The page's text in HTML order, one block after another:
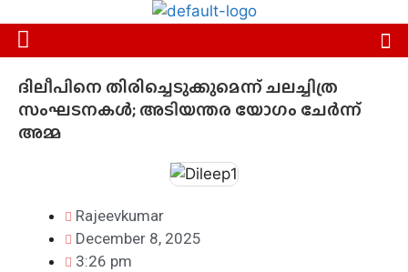
ദിലീപിനെ തിരിച്ചെടുക്കുമെന്ന് ചലച്ചിത്ര
സംഘടനകള്‍; അടിയന്തര യോഗം ചേര്‍ന്ന്
അമ്മ
Rajeevkumar
December 8, 2025
3:26 pm